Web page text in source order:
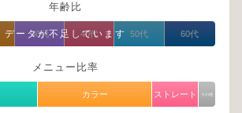
年齢比
データが不足しています
30代 40代 50代 60代
メニュー比率
カラー ストレート その他